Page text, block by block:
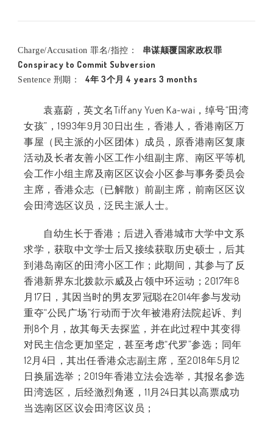
Charge/Accusation 罪名/指控：
串谋颠覆国家政权罪
Conspiracy to Commit Subversion
Sentence 刑期： 4年 3个月 4 years 3 months
袁嘉蔚，英文名Tiffany Yuen Ka-wai， 绰号“田湾
女孩”， 1993年9 月 30 日出生，香港人，香港南区万
事屋（民主派的小区团体）成员，原香港南区复康
活动及长者友善小区工作小组副主席、南区平等机
会工作小组主席及南区区议会小区参与事务委员会
主席，香港众志（已解散）前副主席，前南区区议
会田湾选区议员，泛民主派人士。
自幼生长于香港；后进入香港城市大学中文系
求学，获取中文学士后又接续获取历史硕士，后其
到港岛南区的田湾小区工作；此期间，其参与了反
香港新界东北拨款示威及占领中环运动； 2017年8
月 17日，其因当时的男友罗冠聪在2014年参与发动
重夺“公民广场”行动而于次年被港府法院起诉、判
刑8个月，故其每天去探监，并在此过程中其变得
对民主信念更加坚定，甚至考虑“代罗”参选；同年
12 月 4日，其出任香港众志副主席，至2018年5月 12
日换届选举； 2019年香港立法会选举，其报名参选
田湾选区，后经激烈角逐， 11 月 24日其以高票成功
当选南区区议会田湾区议员；